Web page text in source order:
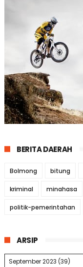
BERITA DAERAH
Bolmong bitung
kriminal minahasa
politik-pemerintahan
ARSIP